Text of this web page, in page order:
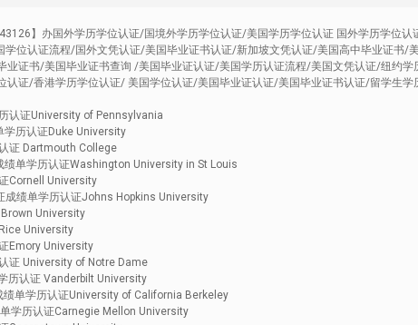
】办国外学历学位认证/国境外学历学位认证/美国学历学位认证 国外学历学位认
学位认证流程/国外文凭认证/美国毕业证书认证/新加坡文凭认证/美国高中毕业证书/
业证书/美国毕业证书查询 /美国毕业证认证/美国学历认证流程/美国文凭认证/纽约学
认证/香港学历学位认证/ 美国学位认证/美国毕业证认证/美国毕业证书认证/留学生学
认证University of Pennsylvania
学历认证Duke University
证 Dartmouth College
绩单学历认证Washington University in St Louis
Cornell University
成绩单学历认证Johns Hopkins University
University
University
Emory University
证 University of Notre Dame
历认证 Vanderbilt University
绩单学历认证University of California Berkeley
学历认证Carnegie Mellon University